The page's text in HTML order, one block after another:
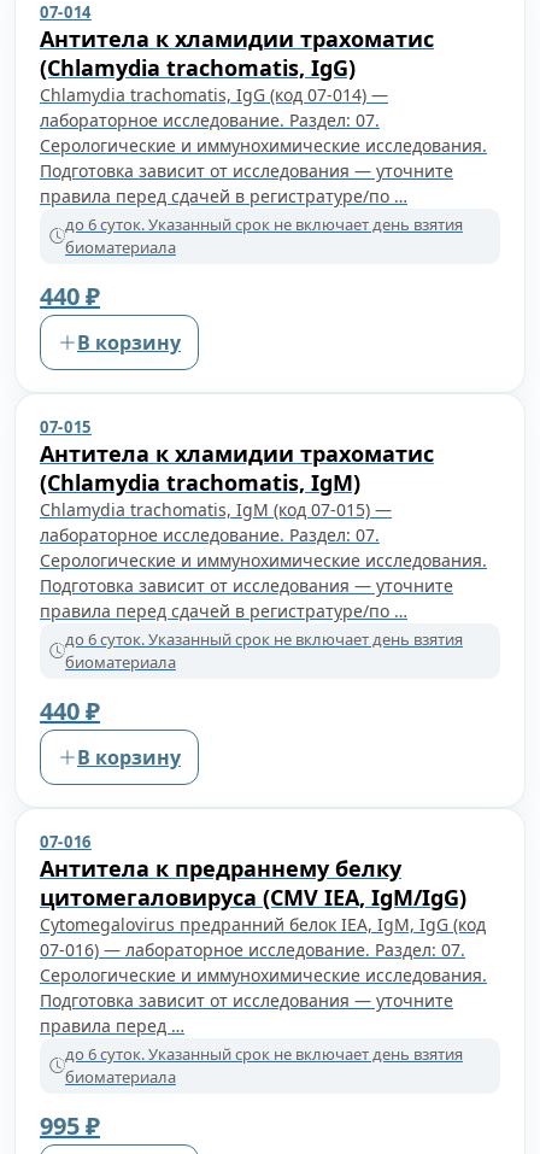
07-014
Антитела к хламидии трахоматис
(Chlamydia trachomatis, IgG)
Chlamydia trachomatis, IgG (код 07-014) —
лабораторное исследование. Раздел: 07.
Серологические и иммунохимические исследования.
Подготовка зависит от исследования — уточните
правила перед сдачей в регистратуре/по …
до 6 суток. Указанный срок не включает день взятия
биоматериала
440 ₽
В корзину
07-015
Антитела к хламидии трахоматис
(Chlamydia trachomatis, IgM)
Chlamydia trachomatis, IgM (код 07-015) —
лабораторное исследование. Раздел: 07.
Серологические и иммунохимические исследования.
Подготовка зависит от исследования — уточните
правила перед сдачей в регистратуре/по …
до 6 суток. Указанный срок не включает день взятия
биоматериала
440 ₽
В корзину
07-016
Антитела к предраннему белку
цитомегаловируса (CMV IEA, IgM/IgG)
Cytomegalovirus предранний белок IEA, IgM, IgG (код
07-016) — лабораторное исследование. Раздел: 07.
Серологические и иммунохимические исследования.
Подготовка зависит от исследования — уточните
правила перед …
до 6 суток. Указанный срок не включает день взятия
биоматериала
995 ₽